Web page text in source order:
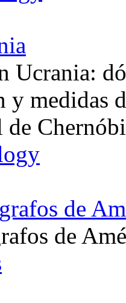
Ucrania:
y medidas
de
de
de